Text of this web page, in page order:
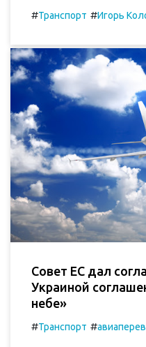
#Транспорт #Игорь
Совет ЕС дал
Украиной
небе»
#Транспорт #